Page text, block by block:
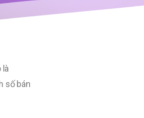
là
số bán